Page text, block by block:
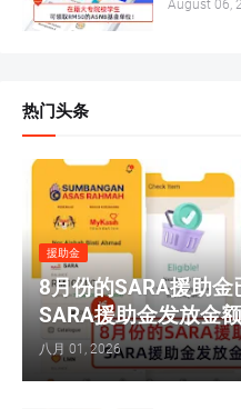
August 06,
热门头条
援助金
8月份的SARA援助
SARA援助金发放金
八月 01, 2026